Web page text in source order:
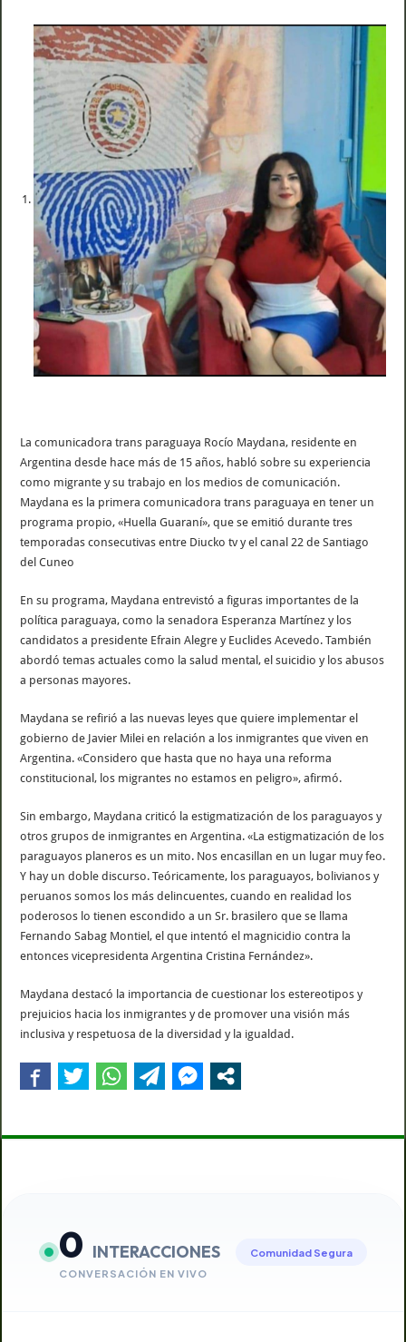
La comunicadora trans paraguaya Rocío Maydana, residente en
Argentina desde hace más de 15 años, habló sobre su experiencia
como migrante y su trabajo en los medios de comunicación.
Maydana es la primera comunicadora trans paraguaya en tener un
programa propio, «Huella Guaraní», que se emitió durante tres
temporadas consecutivas entre Diucko tv y el canal 22 de Santiago
del Cuneo
En su programa, Maydana entrevistó a figuras importantes de la
política paraguaya, como la senadora Esperanza Martínez y los
candidatos a presidente Efrain Alegre y Euclides Acevedo. También
abordó temas actuales como la salud mental, el suicidio y los abusos
a personas mayores.
Maydana se refirió a las nuevas leyes que quiere implementar el
gobierno de Javier Milei en relación a los inmigrantes que viven en
Argentina. «Considero que hasta que no haya una reforma
constitucional, los migrantes no estamos en peligro», afirmó.
Sin embargo, Maydana criticó la estigmatización de los paraguayos y
otros grupos de inmigrantes en Argentina. «La estigmatización de los
paraguayos planeros es un mito. Nos encasillan en un lugar muy feo.
Y hay un doble discurso. Teóricamente, los paraguayos, bolivianos y
peruanos somos los más delincuentes, cuando en realidad los
poderosos lo tienen escondido a un Sr. brasilero que se llama
Fernando Sabag Montiel, el que intentó el magnicidio contra la
entonces vicepresidenta Argentina Cristina Fernández».
Maydana destacó la importancia de cuestionar los estereotipos y
prejuicios hacia los inmigrantes y de promover una visión más
inclusiva y respetuosa de la diversidad y la igualdad.
0 INTERACCIONES
CONVERSACIÓN EN VIVO
Comunidad Segura